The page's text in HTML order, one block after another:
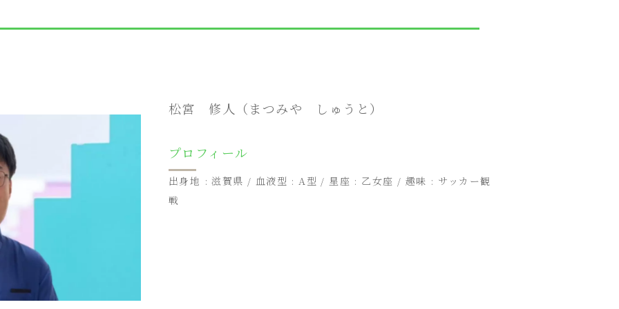
松宮 修人（まつみや しゅうと）
プロフィール
出身地 : 滋賀県 / 血液型 : A型 / 星座 : 乙女座 / 趣味 : サッカー観
戦